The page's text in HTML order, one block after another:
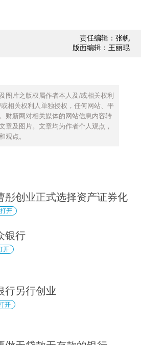
责任编辑：张帆
版面编辑：王丽琨
图片之版权属作者本人及/或相关权利
相关权利人单独授权，任何网站、平
财新网对相关媒体的网站信息内容转
章及图片。文章均为作者个人观点，
观点。
彤创业正式选择资产证券化
开
银行
开
行另行创业
开